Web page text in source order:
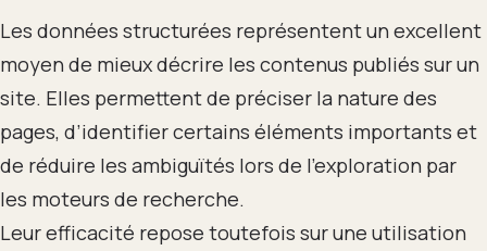
Les données structurées représentent un excellent
moyen de mieux décrire les contenus publiés sur un
site. Elles permettent de préciser la nature des
pages, d’identifier certains éléments importants et
de réduire les ambiguïtés lors de l’exploration par
les moteurs de recherche.
Leur efficacité repose toutefois sur une utilisation